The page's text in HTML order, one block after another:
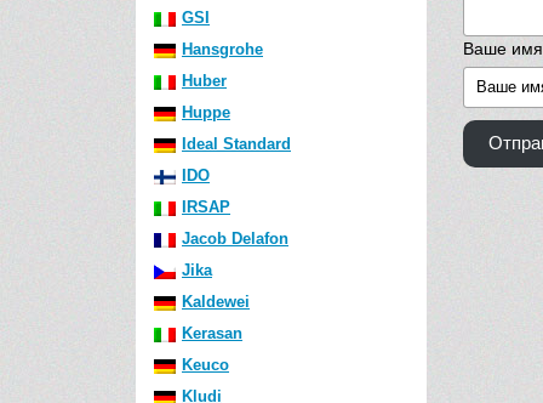
GSI
Hansgrohe
Huber
Huppe
Ideal Standard
IDO
IRSAP
Jacob Delafon
Jika
Kaldewei
Kerasan
Keuco
Kludi
Ваше имя